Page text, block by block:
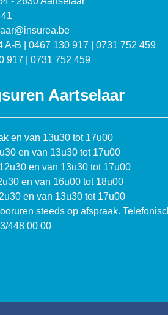
A-B | 0467 130 917 | 0731 752 459
917 | 0731 752 459
Aartselaar
en van 13u30 tot 17u00
en van 13u30 tot 17u00
en van 13u30 tot 17u00
en van 16u00 tot 18u00
en van 13u30 tot 17u00
steeds op afspraak.
448 00 00